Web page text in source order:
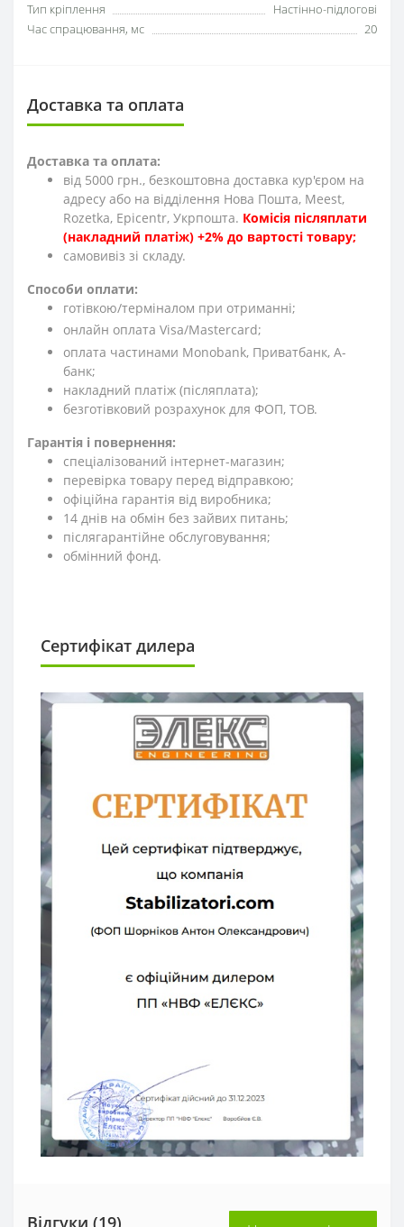
Тип кріплення
Настінно-підлогові
Час спрацювання, мс
20
Доставка та оплата
Доставка та оплата:
від 5000 грн., безкоштовна доставка кур'єром на
адресу або на відділення Нова Пошта, Meest,
Rozetka, Epicentr, Укрпошта. Комісія післяплати
(накладний платіж) +2% до вартості товару;
cамовивіз зі складу.
Способи оплати:
готівкою/терміналом при отриманні;
онлайн оплата Visa/Mastercard;
оплата частинами Monobank, Приватбанк, А-
банк;
накладний платіж (післяплата);
безготівковий розрахунок для ФОП, ТОВ.
Гарантія і повернення:
спеціалізований інтернет-магазин;
перевірка товару перед відправкою;
офіційна гарантія від виробника;
14 днів на обмін без зайвих питань;
післягарантійне обслуговування;
обмінний фонд.
Сертифікат дилера
Відгуки (19)